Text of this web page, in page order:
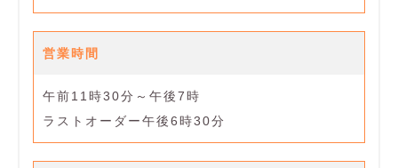
営業時間
午前11時30分～午後7時
ラストオーダー午後6時30分